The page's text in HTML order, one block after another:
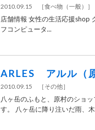
2010.09.15 ［食べ物（一般） ］
店舗情報 女性の生活応援shop
フコンピュータ...
ARLES アルル（
2010.09.15 ［ その他］
八ヶ岳のふもと、原村のショ
す。 八ヶ岳に降り注いだ雨、